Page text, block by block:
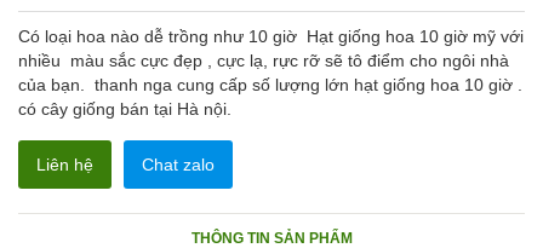
Có loại hoa nào dễ trồng như 10 giờ Hạt giống hoa 10 giờ mỹ với
nhiều màu sắc cực đẹp , cực lạ, rực rỡ sẽ tô điểm cho ngôi nhà
của bạn. thanh nga cung cấp số lượng lớn hạt giống hoa 10 giờ .
có cây giống bán tại Hà nội.
Liên hệ Chat zalo
THÔNG TIN SẢN PHẨM